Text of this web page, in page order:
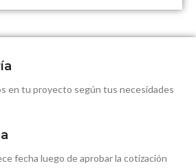
en tu proyecto según tus necesidades
fecha luego de aprobar la cotización